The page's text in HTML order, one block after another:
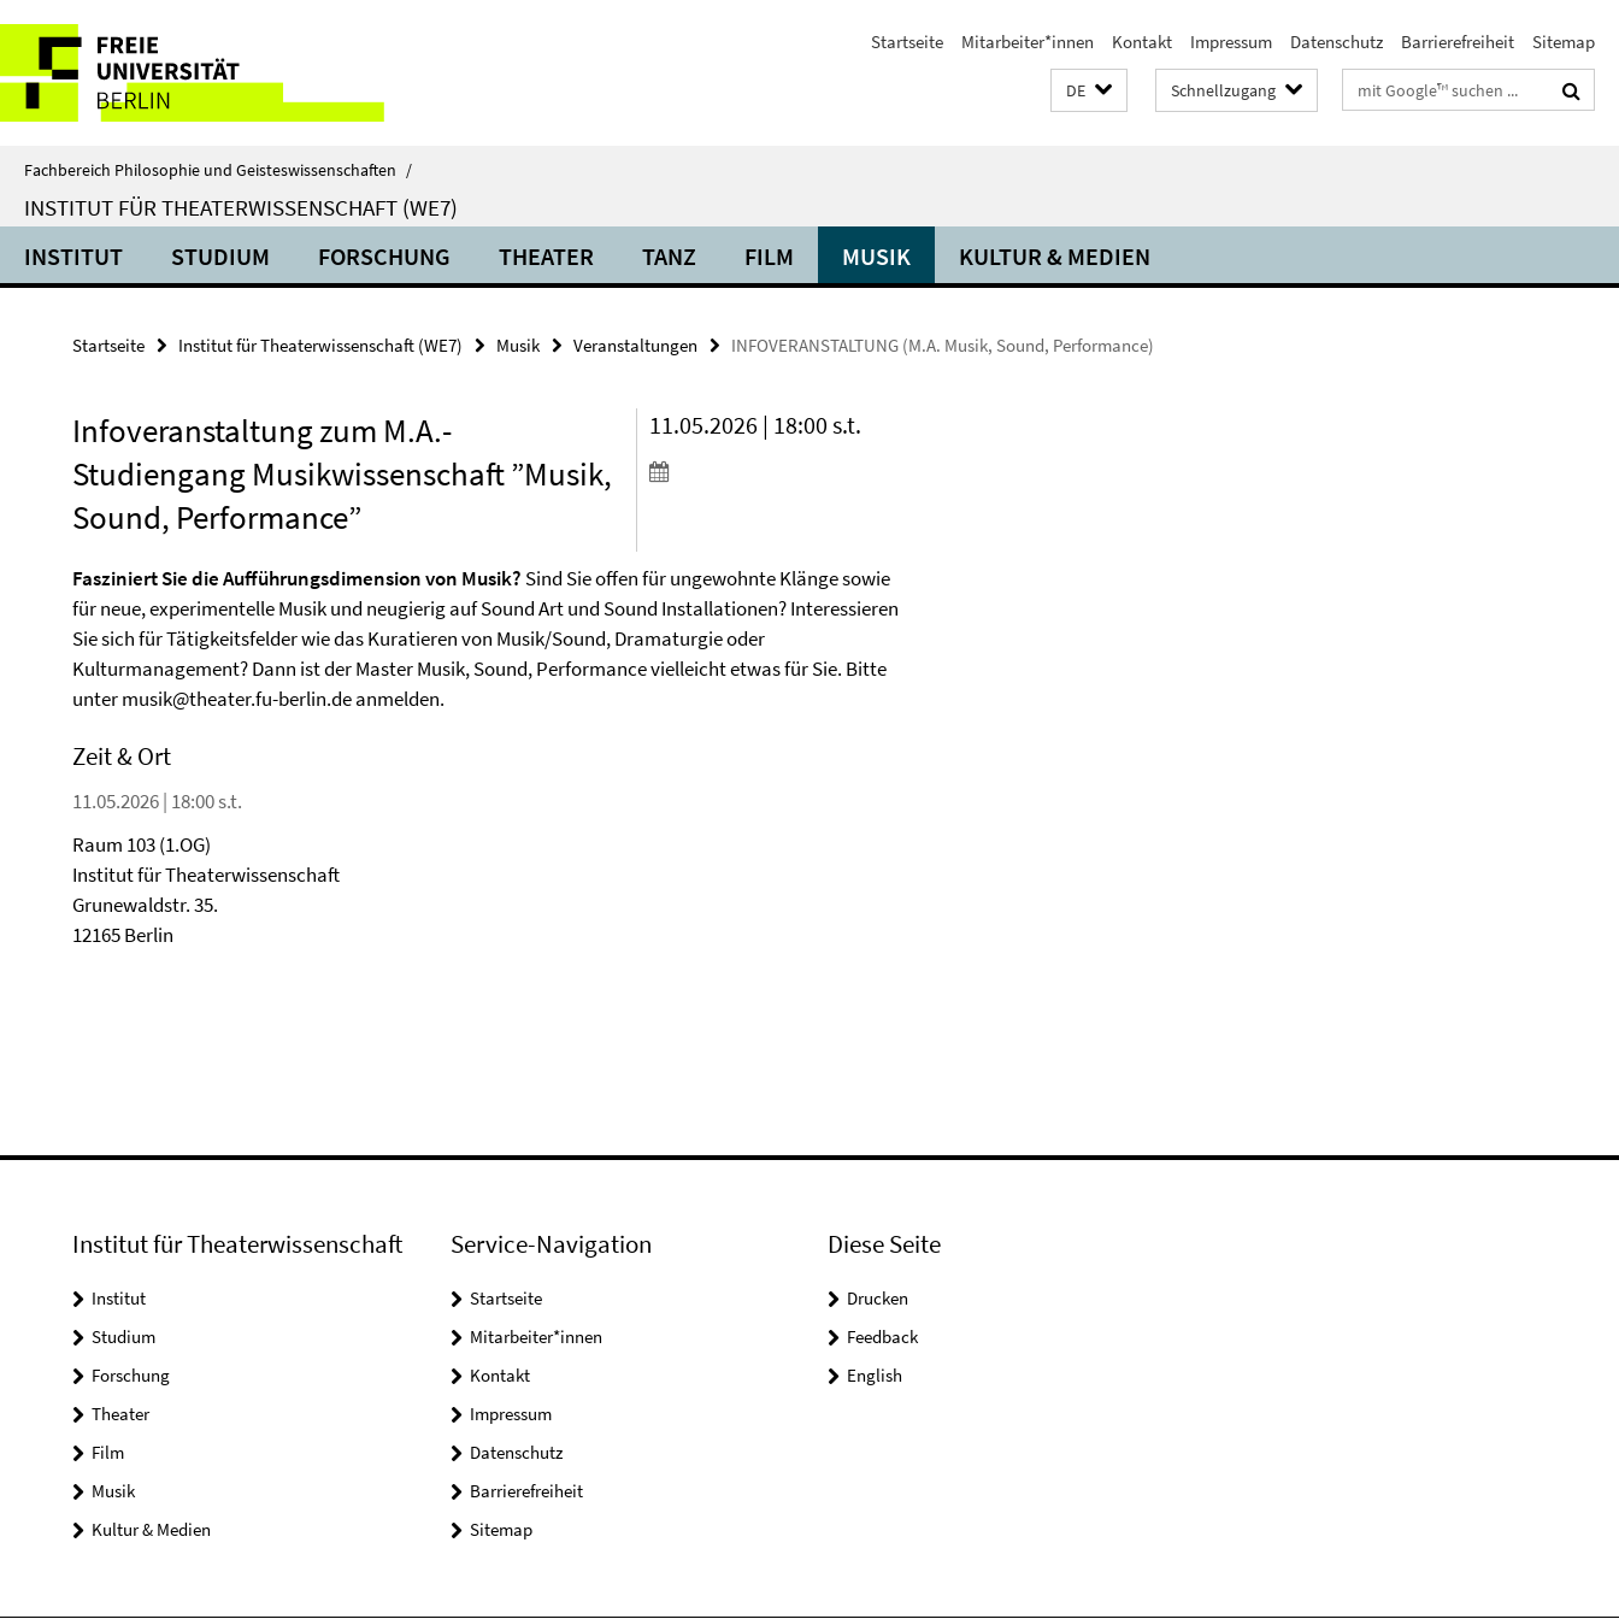
direkt
zu
Inhalt
Service-
Navigation
Startseite Mitarbeiter*innen Kontakt Impressum Datenschutz Barrierefreiheit Sitemap
DE Schnellzugang Suchbegriffe
Fachbereich Philosophie und Geisteswissenschaften /
INSTITUT FÜR THEATERWISSENSCHAFT (WE7)
INSTITUT STUDIUM FORSCHUNG THEATER TANZ FILM MUSIK KULTUR & MEDIEN
Startseite Institut für Theaterwissenschaft (WE7) Musik Veranstaltungen INFOVERANSTALTUNG (M.A. Musik, Sound, Performance)
Infoveranstaltung zum M.A.-
Studiengang Musikwissenschaft ”Musik,
Sound, Performance”
11.05.2026 | 18:00 s.t.
Fasziniert Sie die Aufführungsdimension von Musik? Sind Sie offen für ungewohnte Klänge sowie
für neue, experimentelle Musik und neugierig auf Sound Art und Sound Installationen? Interessieren
Sie sich für Tätigkeitsfelder wie das Kuratieren von Musik/Sound, Dramaturgie oder
Kulturmanagement? Dann ist der Master Musik, Sound, Performance vielleicht etwas für Sie. Bitte
unter musik@theater.fu-berlin.de anmelden.
Zeit & Ort
11.05.2026 | 18:00 s.t.
Raum 103 (1.OG)
Institut für Theaterwissenschaft
Grunewaldstr. 35.
12165 Berlin
Institut für Theaterwissenschaft
Institut
Studium
Forschung
Theater
Film
Musik
Kultur & Medien
Service-Navigation
Startseite
Mitarbeiter*innen
Kontakt
Impressum
Datenschutz
Barrierefreiheit
Sitemap
Diese Seite
Drucken
Feedback
English